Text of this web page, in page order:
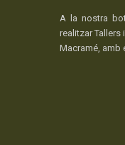
A la nostra
realitzar
Macramé, amb